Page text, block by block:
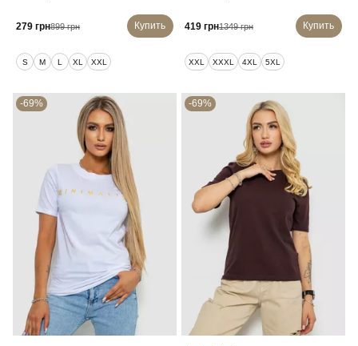
279 грн899 грн Купить
S M L XL XXL
419 грн1349 грн Купить
XXL XXXL 4XL 5XL
-69% -69%